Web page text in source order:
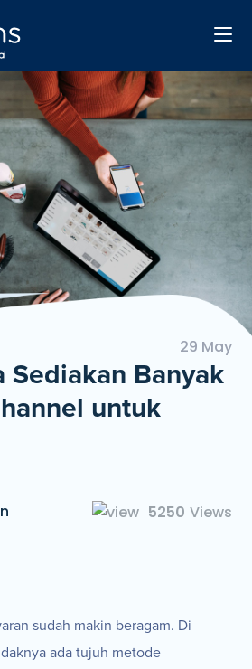
29 May
Sediakan Banyak
untuk
5250 Views
sudah makin beragam. Di
ada tujuh metode